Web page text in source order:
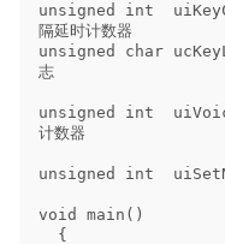
unsigned int
隔延时计数器
unsigned char
志
unsigned int
计数器
unsigned int
void main()